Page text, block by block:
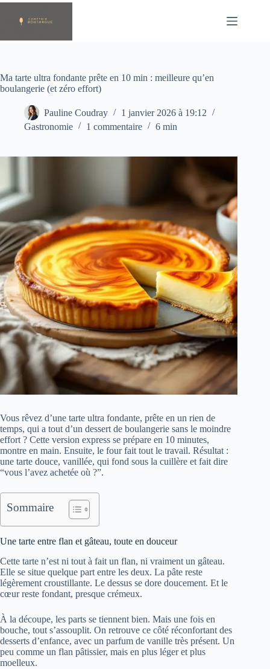
Passer
contenu
Ma tarte ultra fondante prête en 10 min : meilleure qu’en
boulangerie (et zéro effort)
Pauline Coudray
1 janvier 2026 à 19:12
Gastronomie
1 commentaire 6 min
Vous rêvez d’une tarte ultra fondante, prête en un rien de
temps, qui a tout d’un dessert de boulangerie sans le moindre
effort ? Cette version express se prépare en 10 minutes,
montre en main. Ensuite, le four fait tout le travail. Résultat :
une tarte douce, vanillée, qui fond sous la cuillère et fait dire
“vous l’avez achetée où ?”.
Sommaire
Une tarte entre flan et gâteau, toute en douceur
Cette tarte n’est ni tout à fait un flan, ni vraiment un gâteau.
Elle se situe quelque part entre les deux. La pâte reste
légèrement croustillante. Le dessus se dore doucement. Et le
cœur reste fondant, presque crémeux.
À la découpe, les parts se tiennent bien. Mais une fois en
bouche, tout s’assouplit. On retrouve ce côté réconfortant des
desserts d’enfance, avec un parfum de vanille très présent. Un
peu comme un flan pâtissier, mais en plus léger et plus
moelleux.